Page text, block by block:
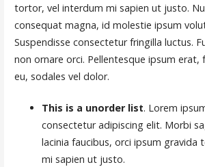
tortor, vel interdum mi sapien ut justo.
consequat magna, id molestie ipsum
Suspendisse consectetur fringilla luctus.
non ornare orci. Pellentesque ipsum erat,
eu, sodales vel dolor.
This is a unorder list. Lorem
consectetur adipiscing elit. Morbi
lacinia faucibus, orci ipsum gravida
mi sapien ut justo.